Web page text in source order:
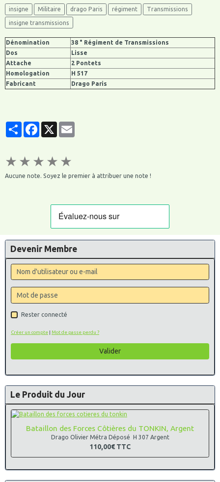
insigne Militaire drago Paris régiment Transmissions
insigne transmissions
Dénomination
38 ° Régiment de Transmissions
Dos
Lisse
Attache
2 Pontets
Homologation
H 517
Fabricant
Drago Paris
PartagerFacebook
X
★ ★ ★ ★ ★
Aucune note. Soyez le premier à attribuer une note !
Devenir Membre
Rester connecté
Créer un compte | Mot de passe perdu ?
Valider
Le Produit du Jour
Bataillon des Forces Côtières du TONKIN, Argent
Drago Olivier Métra Déposé H 307 Argent
110,00€ TTC